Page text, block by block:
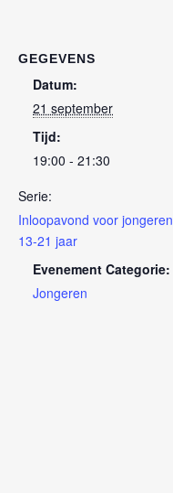
GEGEVENS
Datum:
21 september
Tijd:
19:00 - 21:30
Serie:
Inloopavond voor jongeren
13-21 jaar
Evenement Categorie:
Jongeren